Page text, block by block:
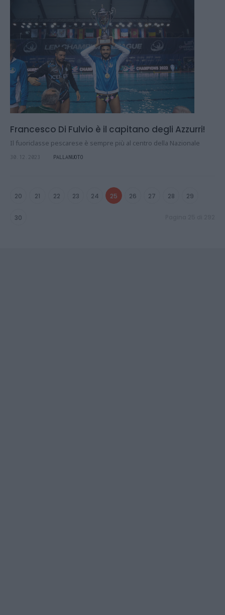
Francesco Di Fulvio è il capitano degli Azzurri!
Il fuoriclasse pescarese è sempre più al centro della Nazionale
30.12.2023 PALLANUOTO
20 21 22 23 24 25 26 27 28 29
30